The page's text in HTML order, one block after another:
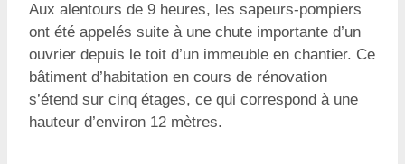
Aux alentours de 9 heures, les sapeurs-pompiers
ont été appelés suite à une chute importante d’un
ouvrier depuis le toit d’un immeuble en chantier. Ce
bâtiment d’habitation en cours de rénovation
s’étend sur cinq étages, ce qui correspond à une
hauteur d’environ 12 mètres.